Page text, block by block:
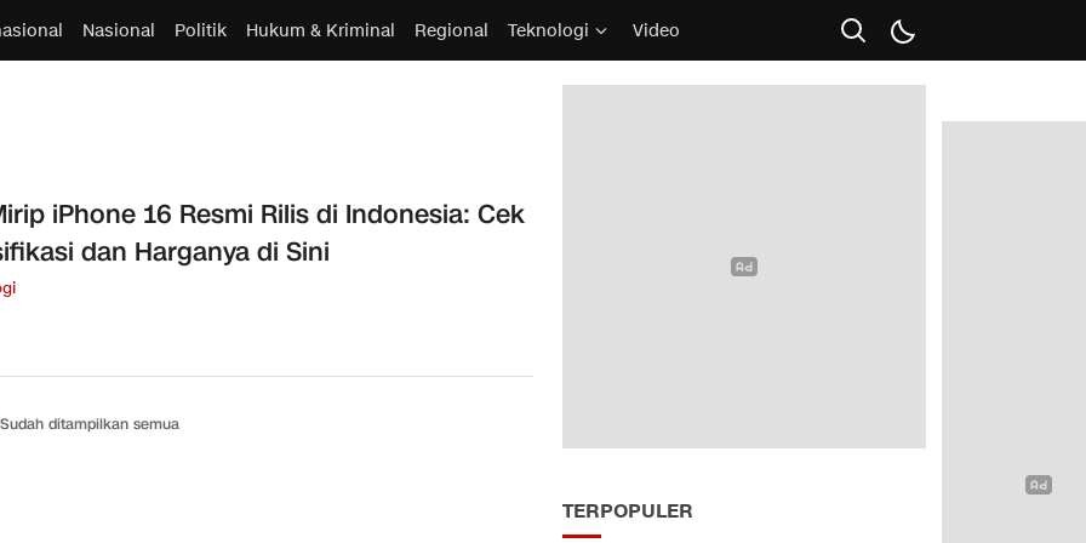
Nasional Politik Hukum & Kriminal Regional Teknologi Video
iPhone 16 Resmi Rilis di Indonesia: Cek
dan Harganya di Sini
Sudah ditampilkan semua
TERPOPULER